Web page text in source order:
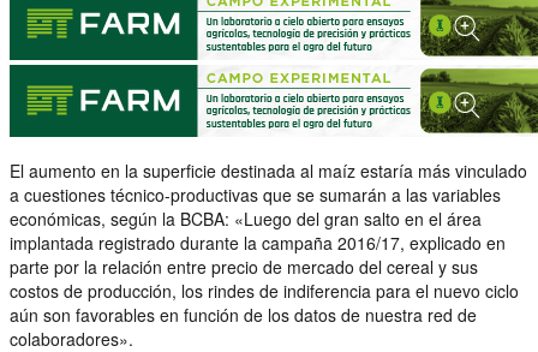
El aumento en la superficie destinada al maíz estaría más vinculado
a cuestiones técnico-productivas que se sumarán a las variables
económicas, según la BCBA: «Luego del gran salto en el área
implantada registrado durante la campaña 2016/17, explicado en
parte por la relación entre precio de mercado del cereal y sus
costos de producción, los rindes de indiferencia para el nuevo ciclo
aún son favorables en función de los datos de nuestra red de
colaboradores».